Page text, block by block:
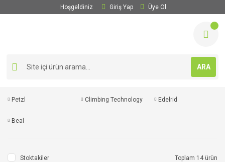
Hoşgeldiniz Giriş Yap Üye Ol
ARA
Petzl Climbing Technology Edelrid
Beal
Stoktakiler Toplam 14 ürün